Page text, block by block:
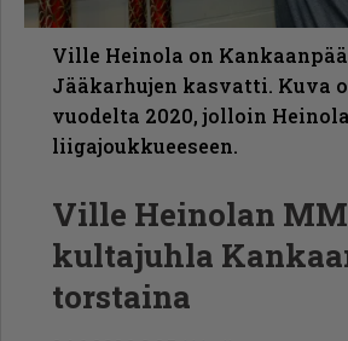
Ville Heinola on
Jääkarhujen kasvatti. Kuva
vuodelta 2020, jolloin
liigajoukkueeseen.
Ville Heinolan
kultajuhla
torstaina